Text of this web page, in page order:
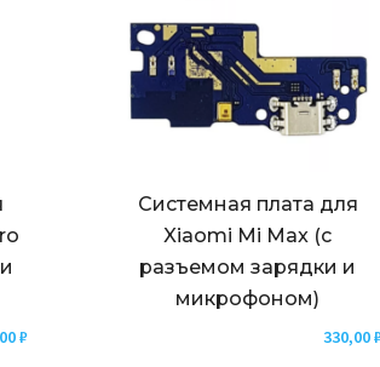
₽
Системная плата для
Xiaomi Mi Max (с
разъемом зарядки и
микрофоном)
330,00